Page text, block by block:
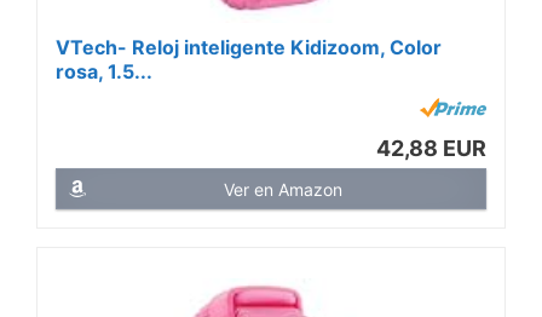
VTech- Reloj inteligente Kidizoom, Color
rosa, 1.5...
42,88 EUR
Ver en Amazon